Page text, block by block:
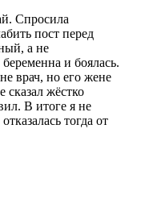
Спросила
пост перед
а не
и боялась.
врач, но его жене
сказал жёстко
В итоге я не
тогда от